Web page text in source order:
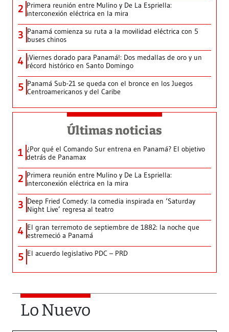
2 Primera reunión entre Mulino y De La Espriella:
interconexión eléctrica en la mira
3 Panamá comienza su ruta a la movilidad eléctrica con 5
buses chinos
4 ¡Viernes dorado para Panamá!: Dos medallas de oro y un
récord histórico en Santo Domingo
5 Panamá Sub-21 se queda con el bronce en los Juegos
Centroamericanos y del Caribe
Últimas noticias
1 ¿Por qué el Comando Sur entrena en Panamá? El objetivo
detrás de Panamax
2 Primera reunión entre Mulino y De La Espriella:
interconexión eléctrica en la mira
3 Deep Fried Comedy: la comedia inspirada en ‘Saturday
Night Live’ regresa al teatro
4 El gran terremoto de septiembre de 1882: la noche que
estremeció a Panamá
5 El acuerdo legislativo PDC – PRD
Lo Nuevo